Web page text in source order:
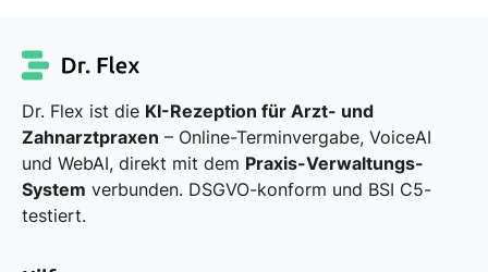
Dr. Flex ist die KI-Rezeption für Arzt- und
Zahnarztpraxen – Online-Terminvergabe, VoiceAI
und WebAI, direkt mit dem Praxis-Verwaltungs-
System verbunden. DSGVO-konform und BSI C5-
testiert.